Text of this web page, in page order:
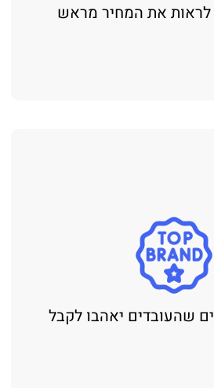
לראות את המחיר מראש
שהעובדים יאהבו לקבל